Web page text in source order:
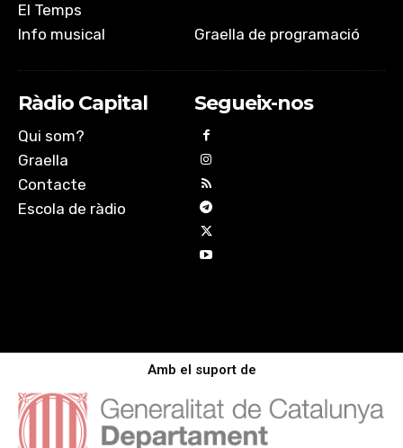
El Temps
Info musical
Graella de programació
Ràdio Capital
Qui som?
Graella
Contacte
Escola de ràdio
Segueix-nos
Amb el suport de